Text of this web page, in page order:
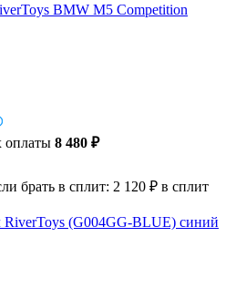
BMW M5 Competition
оплаты 8 480 ₽
брать в сплит: 2 120 ₽ в сплит
RiverToys (G004GG-BLUE) синий